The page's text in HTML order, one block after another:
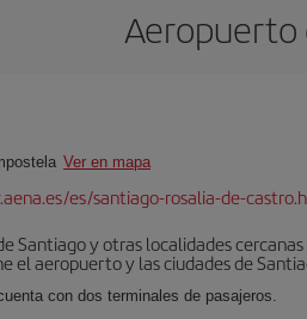
Aeropuerto
Ver en mapa
es/santiago-rosalia-de-
Santiago y otras localidades
el aeropuerto y las ciudades de
con dos terminales de pasajeros.